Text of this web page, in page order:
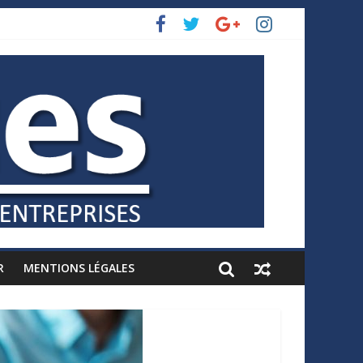
MENTIONS LÉGALES